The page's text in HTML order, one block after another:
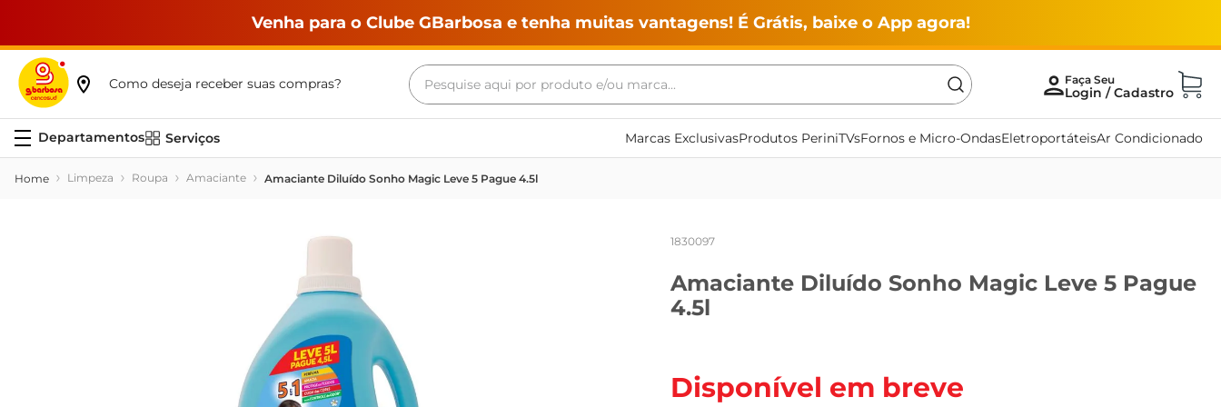
Venha para o Clube GBarbosa e tenha muitas vantagens! É Grátis, baixe o App agora!
Como deseja receber suas compras?
Pesquise aqui por produto e/ou marca...
Serviços Marcas ExclusivasProdutos PeriniTVsFornos e Micro-OndasEletroportáteisAr Condicionado
Limpeza Roupa Amaciante Amaciante Diluído Sonho Magic Leve 5 Pague 4.5l
1830097
Amaciante Diluído Sonho Magic Leve 5 Pague
4.5l
Disponível em breve
Termos mais buscados
maquina lavar